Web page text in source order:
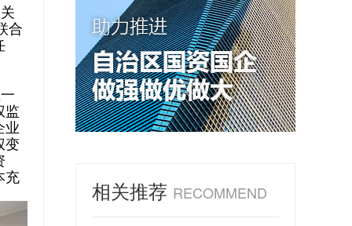
合
监
业
变
充
相关推荐 RECOMMEND